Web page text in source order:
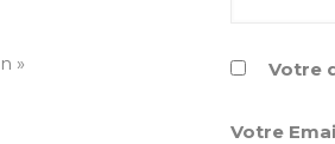
»
Votre
Votre